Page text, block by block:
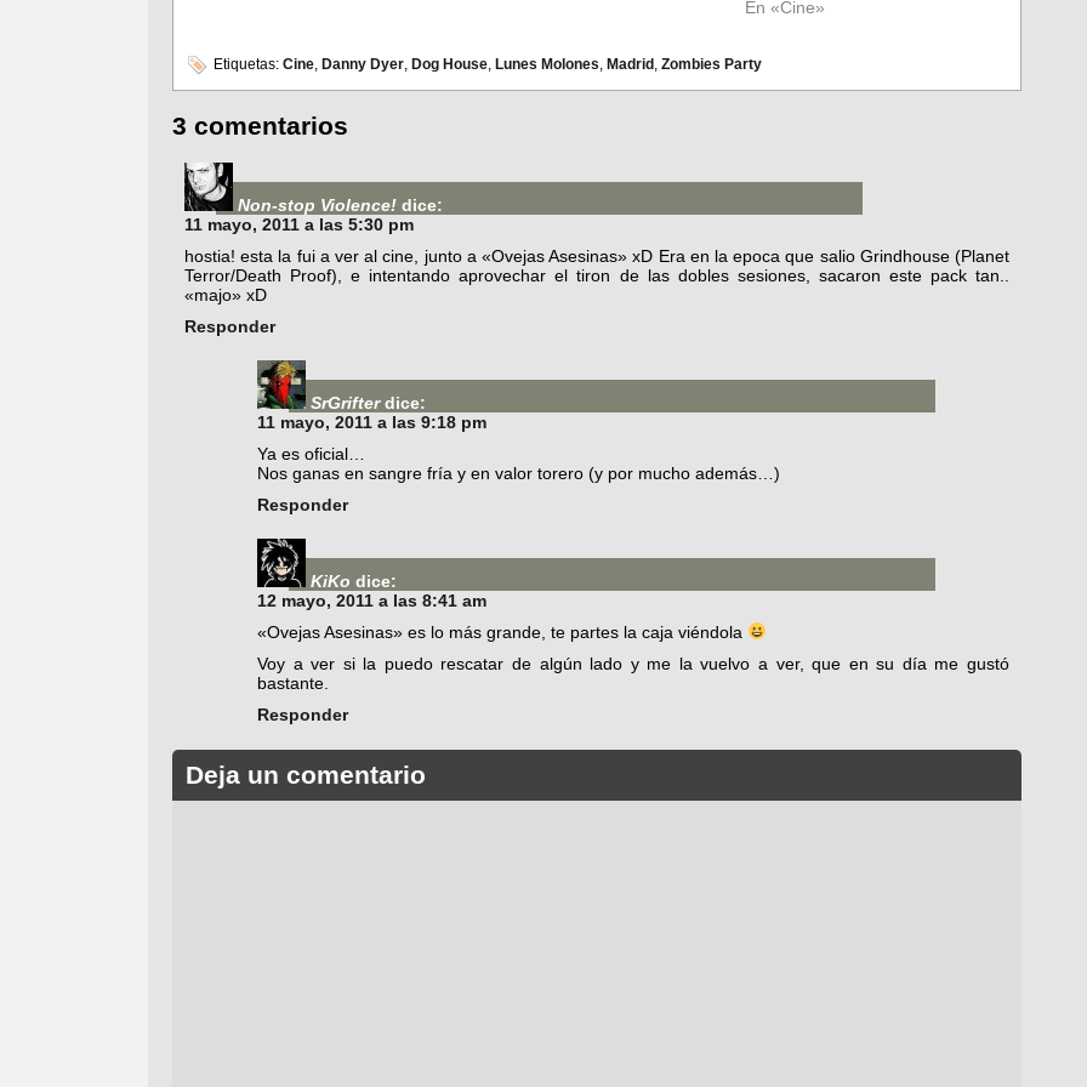
En «Cine»
Etiquetas: Cine, Danny Dyer, Dog House, Lunes Molones, Madrid , Zombies Party
3 comentarios
Non-stop Violence! dice:
11 mayo, 2011 a las 5:30 pm
hostia! esta la fui a ver al cine, junto a «Ovejas Asesinas» xD Era en la epoca que salio Grindhouse (Planet
Terror/Death Proof), e intentando aprovechar el tiron de las dobles sesiones, sacaron este pack tan..
«majo» xD
Responder
SrGrifter dice:
11 mayo, 2011 a las 9:18 pm
Ya es oficial…
Nos ganas en sangre fría y en valor torero (y por mucho además…)
Responder
KiKo dice:
12 mayo, 2011 a las 8:41 am
«Ovejas Asesinas» es lo más grande, te partes la caja viéndola
Voy a ver si la puedo rescatar de algún lado y me la vuelvo a ver, que en su día me gustó
bastante.
Responder
Deja un comentario